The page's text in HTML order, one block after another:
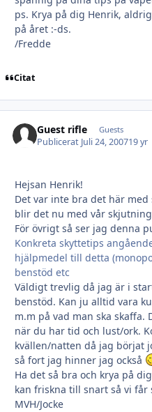
ps. Krya på dig Henrik,
på året :-ds.
/Fredde
Citat
Guest rifle Guests
Publicerat Juli 24, 200719 yr
Hejsan Henrik!
Det var inte bra det här
blir det nu med vår skjutning
För övrigt så ser jag denna
Konkreta skyttetips
hjälpmedel till detta
benstöd etc
Väldigt trevlig då jag är i
benstöd. Kan ju alltid vara
m.m på vad man ska skaffa.
när du har tid och lust/ork.
kvällen/natten då jag börjat
så fort jag hinner jag också
Ha det så bra och krya på
kan friskna till snart så vi
MVH/Jocke